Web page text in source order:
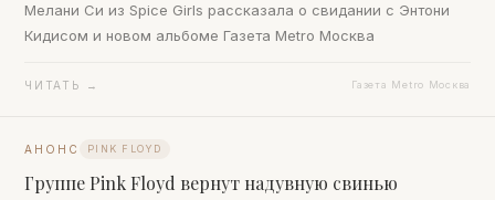
Мелани Си из Spice Girls рассказала о свидании с Энтони
Кидисом и новом альбоме Газета Metro Москва
ЧИТАТЬ → Газета Metro Москва
АНОНС PINK FLOYD
Группе Pink Floyd вернут надувную свинью